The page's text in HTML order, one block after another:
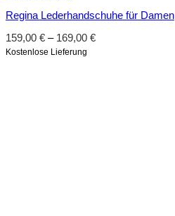
Regina Lederhandschuhe für Damen
159,00 € – 169,00 €
Kostenlose Lieferung